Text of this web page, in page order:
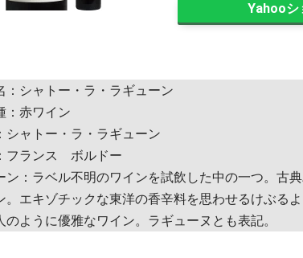
Yahooシ
：シャトー・ラ・ラギューン
：赤ワイン
シャトー・ラ・ラギューン
フランス ボルドー
ン：ラベル不明のワインを試飲した中の一つ。古
。エキゾチックな東洋の香辛料を思わせるけぶる
のように優雅なワイン。ラギューヌとも表記。